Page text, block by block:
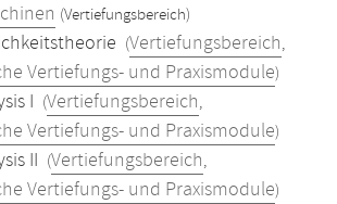
(Vertiefungsbereich)
(Vertiefungsbereich,
Vertiefungs- und Praxismodule)
I (Vertiefungsbereich,
Vertiefungs- und Praxismodule)
II (Vertiefungsbereich,
Vertiefungs- und Praxismodule)